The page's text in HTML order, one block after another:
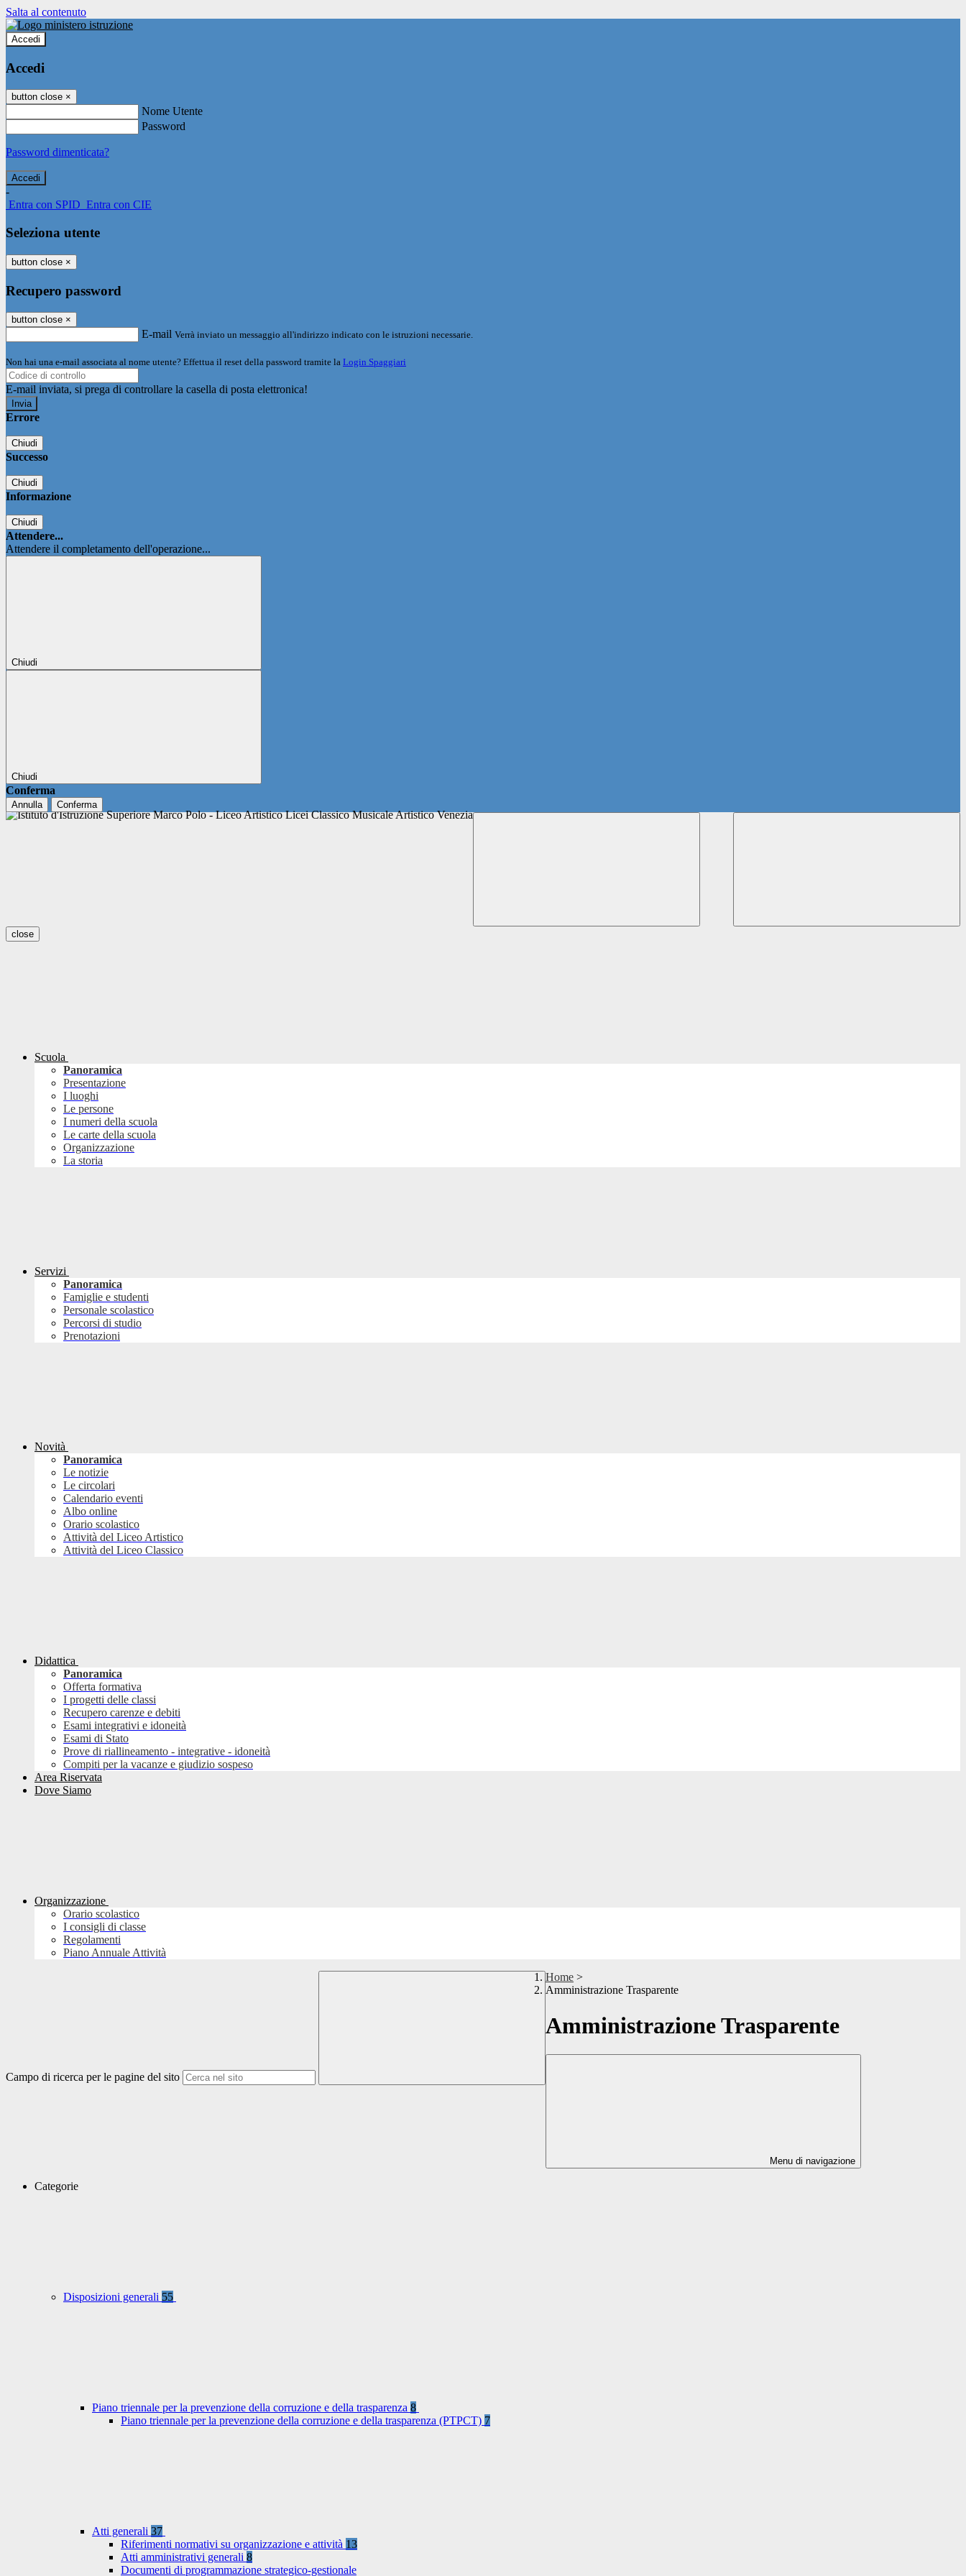
Salta al contenuto
Accedi
Accedi
button close ×
Nome Utente
Password
Password dimenticata?
-
Entra con SPID Entra con CIE
Seleziona utente
button close ×
Recupero password
button close ×
E-mail Verrà inviato un messaggio all'indirizzo indicato con le istruzioni necessarie.
Non hai una e-mail associata al nome utente? Effettua il reset della password tramite la Login Spaggiari
E-mail inviata, si prega di controllare la casella di posta elettronica!
Errore
Chiudi
Successo
Chiudi
Informazione
Chiudi
Attendere...
Attendere il completamento dell'operazione...
Chiudi
Chiudi
Conferma
Annulla Conferma
close
Scuola
Panoramica
Presentazione
I luoghi
Le persone
I numeri della scuola
Le carte della scuola
Organizzazione
La storia
Servizi
Panoramica
Famiglie e studenti
Personale scolastico
Percorsi di studio
Prenotazioni
Novità
Panoramica
Le notizie
Le circolari
Calendario eventi
Albo online
Orario scolastico
Attività del Liceo Artistico
Attività del Liceo Classico
Didattica
Panoramica
Offerta formativa
I progetti delle classi
Recupero carenze e debiti
Esami integrativi e idoneità
Esami di Stato
Prove di riallineamento - integrative - idoneità
Compiti per la vacanze e giudizio sospeso
Area Riservata
Dove Siamo
Organizzazione
Orario scolastico
I consigli di classe
Regolamenti
Piano Annuale Attività
Campo di ricerca per le pagine del sito
Home >
Amministrazione Trasparente
Amministrazione Trasparente
Menu di navigazione
Categorie
Disposizioni generali 55
Piano triennale per la prevenzione della corruzione e della trasparenza 8
Piano triennale per la prevenzione della corruzione e della trasparenza (PTPCT) 7
Atti generali 37
Riferimenti normativi su organizzazione e attività 13
Atti amministrativi generali 8
Documenti di programmazione strategico-gestionale